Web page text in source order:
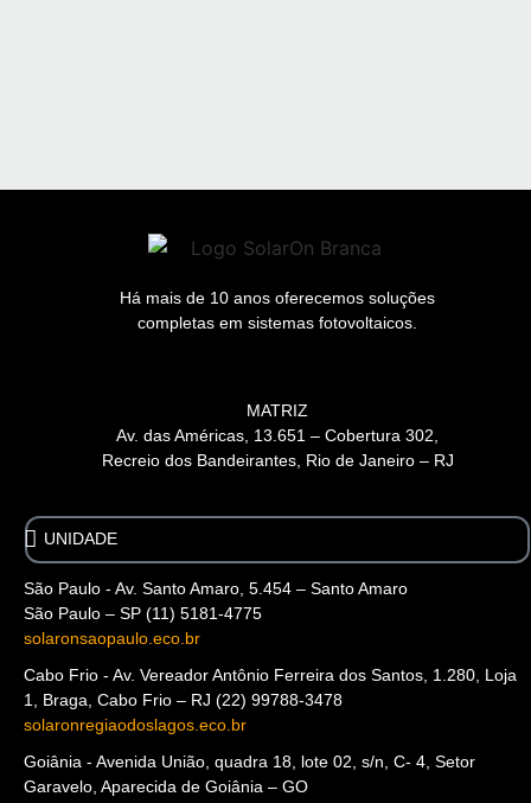
Há mais de 10 anos oferecemos soluções
completas em sistemas fotovoltaicos.
MATRIZ
Av. das Américas, 13.651 – Cobertura 302,
Recreio dos Bandeirantes, Rio de Janeiro – RJ
A problem was detected in the following Form. Submitting
it could result in errors. Please contact the site administrator.
São Paulo - Av. Santo Amaro, 5.454 – Santo Amaro
São Paulo – SP (11) 5181-4775
solaronsaopaulo.eco.br
Cabo Frio - Av. Vereador Antônio Ferreira dos Santos, 1.280, Loja
1, Braga, Cabo Frio – RJ (22) 99788-3478
solaronregiaodoslagos.eco.br